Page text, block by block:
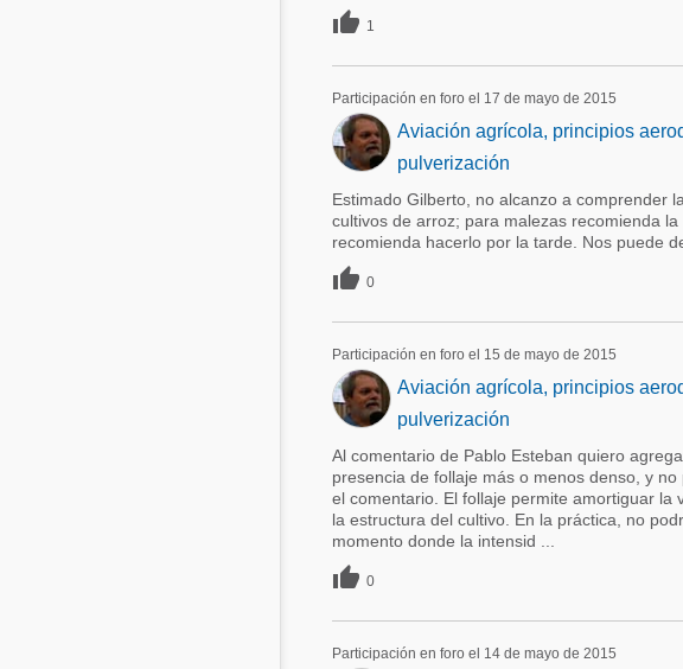
 1
Participación en foro el 17 de mayo de 2015
Aviación agrícola, principios
pulverización
Estimado Gilberto, no alcanzo a comprender
cultivos de arroz; para malezas recomienda
recomienda hacerlo por la tarde. Nos puede
 0
Participación en foro el 15 de mayo de 2015
Aviación agrícola, principios
pulverización
Al comentario de Pablo Esteban quiero
presencia de follaje más o menos denso, y
el comentario. El follaje permite amortiguar la
la estructura del cultivo. En la práctica, no
momento donde la intensid ...
 0
Participación en foro el 14 de mayo de 2015